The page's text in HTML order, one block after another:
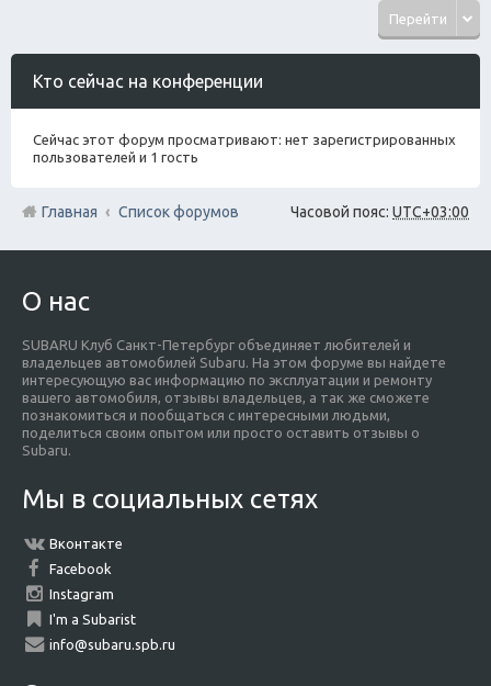
Перейти
Кто сейчас на конференции
Сейчас этот форум просматривают: нет зарегистрированных
пользователей и 1 гость
Часовой пояс: UTC+03:00
Главная Список форумов
О нас
SUBARU Клуб Санкт-Петербург объединяет любителей и
владельцев автомобилей Subaru. На этом форуме вы найдете
интересующую вас информацию по эксплуатации и ремонту
вашего автомобиля, отзывы владельцев, а так же сможете
познакомиться и пообщаться с интересными людьми,
поделиться своим опытом или просто оставить отзывы о
Subaru.
Мы в социальных сетях
Вконтакте
Facebook
Instagram
I'm a Subarist
info@subaru.spb.ru